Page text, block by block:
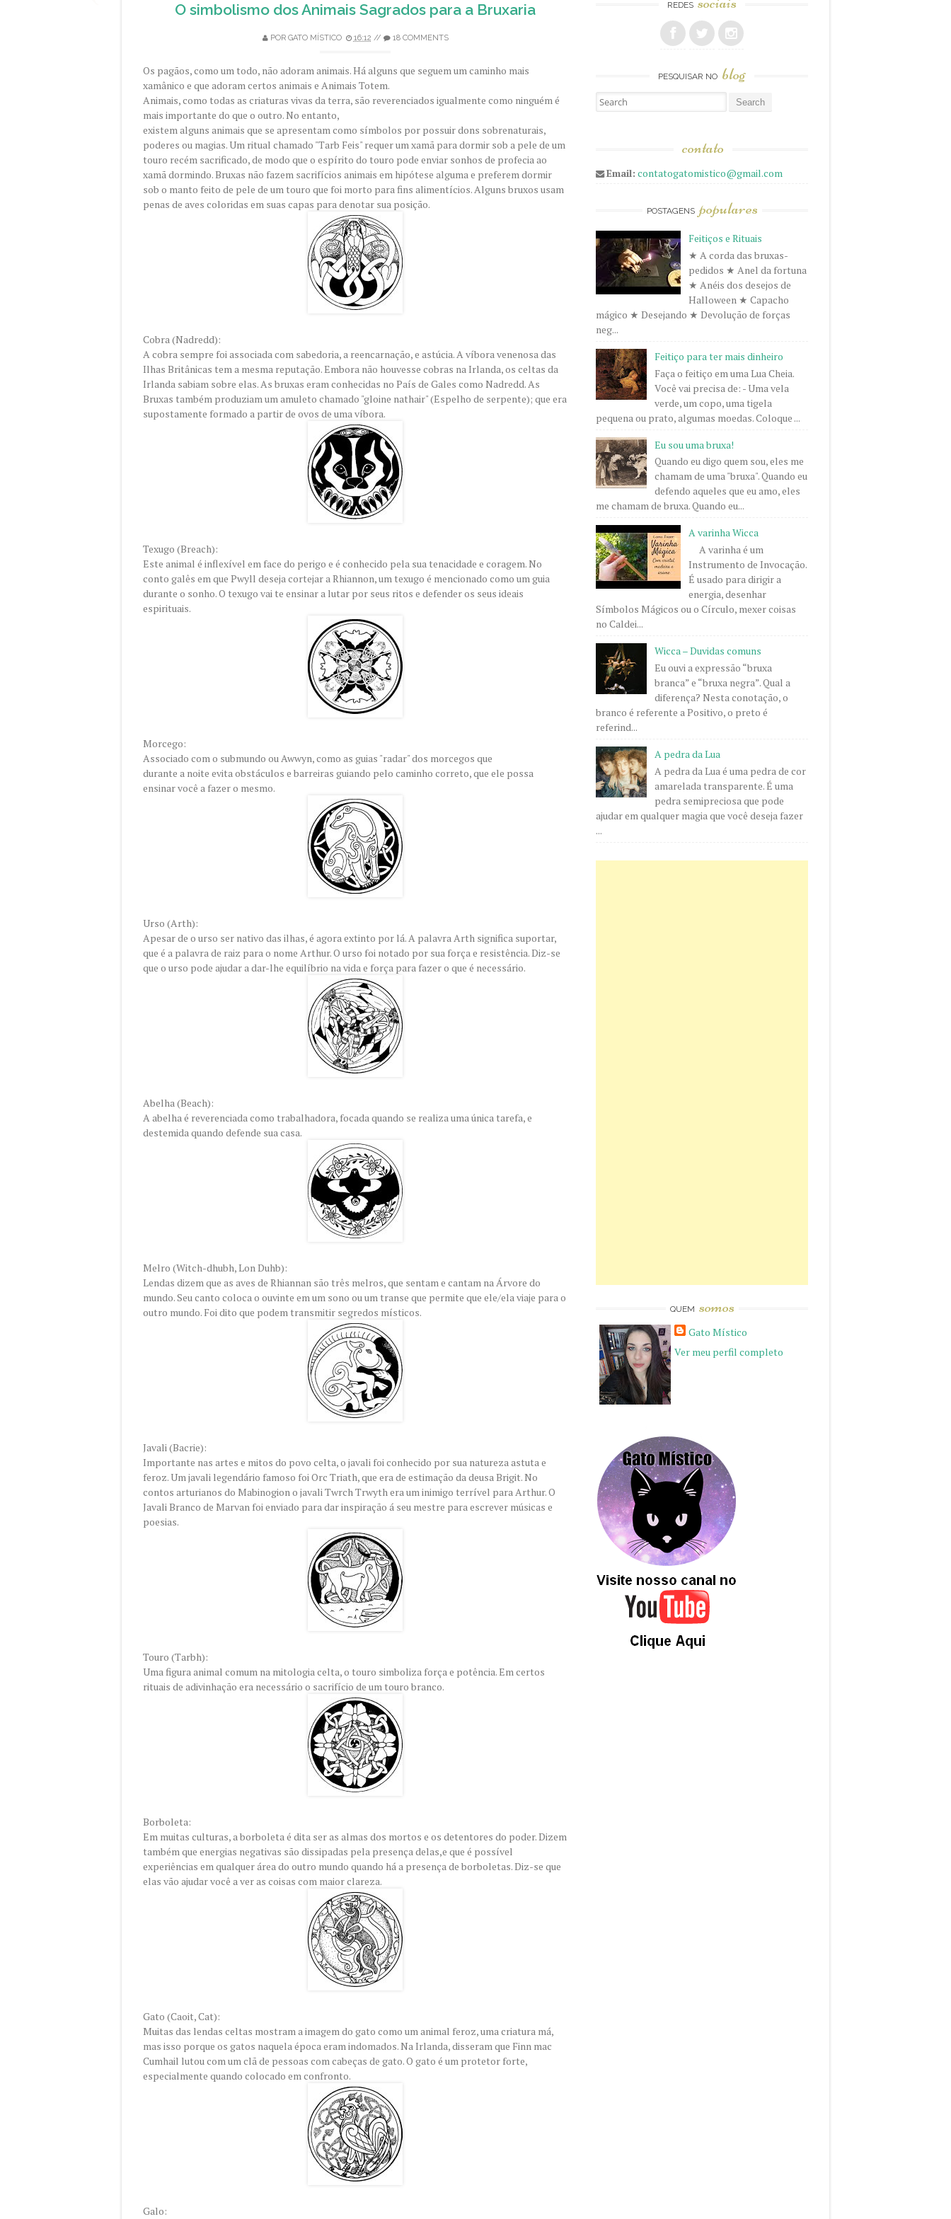
O simbolismo dos Animais Sagrados para a Bruxaria
POR GATO MÍSTICO 16:12 // 18 COMMENTS
Os pagãos, como um todo, não adoram animais. Há alguns que seguem um caminho mais
xamânico e que adoram certos animais e Animais Totem.
Animais, como todas as criaturas vivas da terra, são reverenciados igualmente como ninguém é
mais importante do que o outro. No entanto,
existem alguns animais que se apresentam como símbolos por possuir dons sobrenaturais,
poderes ou magias. Um ritual chamado "Tarb Feis" requer um xamã para dormir sob a pele de um
touro recém sacrificado, de modo que o espírito do touro pode enviar sonhos de profecia ao
xamã dormindo. Bruxas não fazem sacrifícios animais em hipótese alguma e preferem dormir
sob o manto feito de pele de um touro que foi morto para fins alimentícios. Alguns bruxos usam
penas de aves coloridas em suas capas para denotar sua posição.
Cobra (Nadredd):
A cobra sempre foi associada com sabedoria, a reencarnação, e astúcia. A víbora venenosa das
Ilhas Britânicas tem a mesma reputação. Embora não houvesse cobras na Irlanda, os celtas da
Irlanda sabiam sobre elas. As bruxas eram conhecidas no País de Gales como Nadredd. As
Bruxas também produziam um amuleto chamado "gloine nathair" (Espelho de serpente); que era
supostamente formado a partir de ovos de uma víbora.
Texugo (Breach):
Este animal é inflexível em face do perigo e é conhecido pela sua tenacidade e coragem. No
conto galês em que Pwyll deseja cortejar a Rhiannon, um texugo é mencionado como um guia
durante o sonho. O texugo vai te ensinar a lutar por seus ritos e defender os seus ideais
espirituais.
Morcego:
Associado com o submundo ou Awwyn, como as guias "radar" dos morcegos que
durante a noite evita obstáculos e barreiras guiando pelo caminho correto, que ele possa
ensinar você a fazer o mesmo.
Urso (Arth):
Apesar de o urso ser nativo das ilhas, é agora extinto por lá. A palavra Arth significa suportar,
que é a palavra de raiz para o nome Arthur. O urso foi notado por sua força e resistência. Diz-se
que o urso pode ajudar a dar-lhe equilíbrio na vida e força para fazer o que é necessário.
Abelha (Beach):
A abelha é reverenciada como trabalhadora, focada quando se realiza uma única tarefa, e
destemida quando defende sua casa.
Melro (Witch-dhubh, Lon Duhb):
Lendas dizem que as aves de Rhiannan são três melros, que sentam e cantam na Árvore do
mundo. Seu canto coloca o ouvinte em um sono ou um transe que permite que ele/ela viaje para o
outro mundo. Foi dito que podem transmitir segredos místicos.
Javali (Bacrie):
Importante nas artes e mitos do povo celta, o javali foi conhecido por sua natureza astuta e
feroz. Um javali legendário famoso foi Orc Triath, que era de estimação da deusa Brigit. No
contos arturianos do Mabinogion o javali Twrch Trwyth era um inimigo terrível para Arthur. O
Javali Branco de Marvan foi enviado para dar inspiração á seu mestre para escrever músicas e
poesias.
Touro (Tarbh):
Uma figura animal comum na mitologia celta, o touro simboliza força e potência. Em certos
rituais de adivinhação era necessário o sacrifício de um touro branco.
Borboleta:
Em muitas culturas, a borboleta é dita ser as almas dos mortos e os detentores do poder. Dizem
também que energias negativas são dissipadas pela presença delas,e que é possível
experiências em qualquer área do outro mundo quando há a presença de borboletas. Diz-se que
elas vão ajudar você a ver as coisas com maior clareza.
Gato (Caoit, Cat):
Muitas das lendas celtas mostram a imagem do gato como um animal feroz, uma criatura má,
mas isso porque os gatos naquela época eram indomados. Na Irlanda, disseram que Finn mac
Cumhail lutou com um clã de pessoas com cabeças de gato. O gato é um protetor forte,
especialmente quando colocado em confronto.
Galo:
REDES
PESQUISAR NO blog
Pesquisar
contato
Email: contatogatomistico@gmail.com
POSTAGENS populares
Feitiços e Rituais
★ A corda das bruxas-
pedidos ★ Anel da fortuna
★ Anéis dos desejos de
Halloween ★ Capacho
mágico ★ Desejando ★ Devolução de forças
neg...
Feitiço para ter mais dinheiro
Faça o feitiço em uma Lua Cheia.
Você vai precisa de: - Uma vela
verde, um copo, uma tigela
pequena ou prato, algumas moedas. Coloque ...
Eu sou uma bruxa!
Quando eu digo quem sou, eles me
chamam de uma "bruxa". Quando eu
defendo aqueles que eu amo, eles
me chamam de bruxa. Quando eu...
A varinha Wicca
A varinha é um
Instrumento de Invocação.
É usado para dirigir a
energia, desenhar
Símbolos Mágicos ou o Círculo, mexer coisas
no Caldei...
Wicca – Duvidas comuns
Eu ouvi a expressão “bruxa
branca” e “bruxa negra”. Qual a
diferença? Nesta conotação, o
branco é referente a Positivo, o preto é
referind...
A pedra da Lua
A pedra da Lua é uma pedra de cor
amarelada transparente. É uma
pedra semipreciosa que pode
ajudar em qualquer magia que você deseja fazer
...
QUEM somos
Gato Místico
Ver meu perfil completo